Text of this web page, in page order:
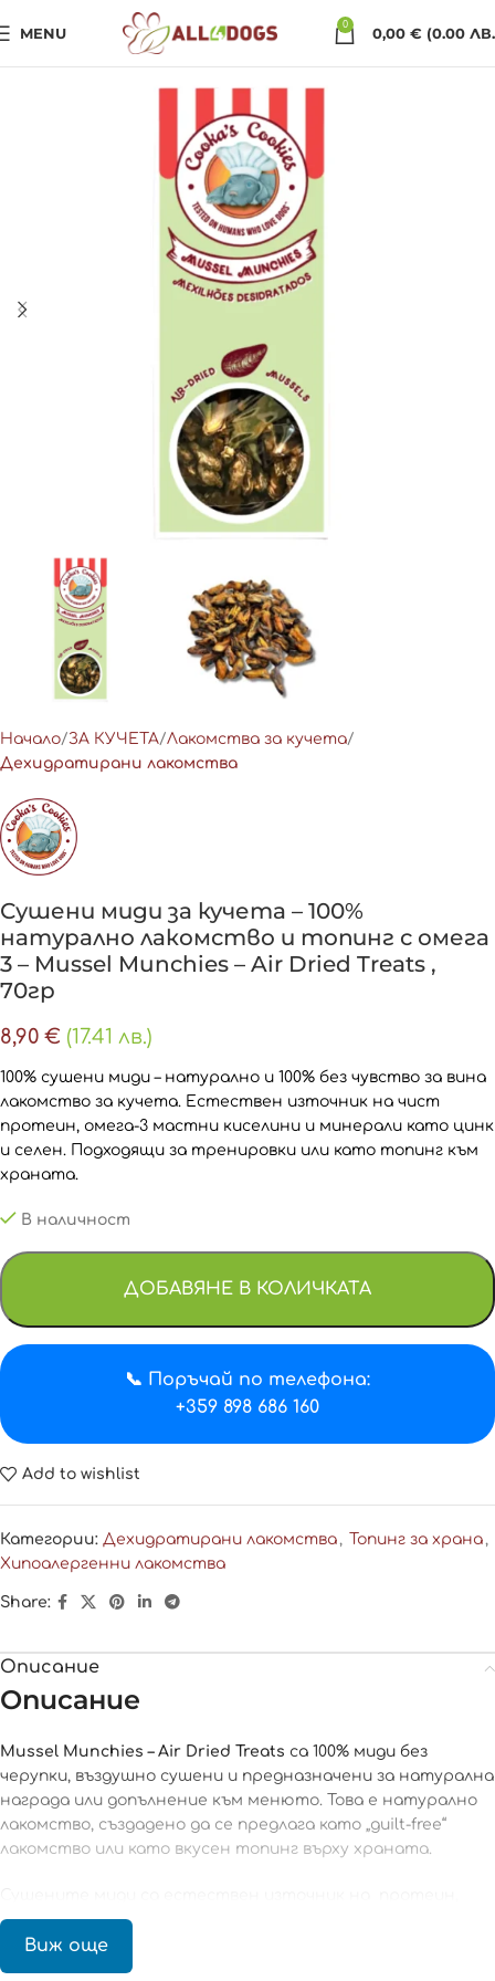
MENU 0 0,00 € (0.00
Начало ЗА КУЧЕТА Лакомства за кучета
Дехидратирани лакомства
Сушени миди за кучета – 100%
натурално лакомство и топинг с омега
3 – Mussel Munchies – Air Dried Treats ,
70гр
8,90 € (17.41 лв.)
100% сушени миди – натурално и 100% без чувство за вина
лакомство за кучета. Естествен източник на чист
протеин, омега-3 мастни киселини и минерали като цинк
и селен. Подходящи за тренировки или като топинг към
храната.
В наличност
ДОБАВЯНЕ В КОЛИЧКАТА
📞 Поръчай по телефона:
+359 898 686 160
Add to wishlist
Категории: Дехидратирани лакомства, Топинг за храна,
Хипоалергенни лакомства
Share:
Описание
Описание
Mussel Munchies – Air Dried Treats са 100% миди без
черупки, въздушно сушени и предназначени за натурална
награда или допълнение към менюто. Това е натурално
лакомство, създадено да се предлага като „guilt-free“
лакомство или като вкусен топинг върху храната.
омега-3 мастни киселини и важни минерали като цинк и
селен. Тази комбинация ги прави практичен избор както
за ежедневна награда, така и за разнообразяване на
Виж още